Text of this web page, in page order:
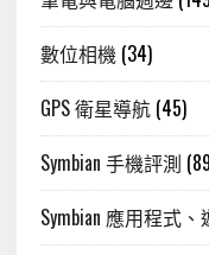
數位相機 (34)
GPS 衛星導航(45)
Symbian 手機評測
Symbian 應用程式、